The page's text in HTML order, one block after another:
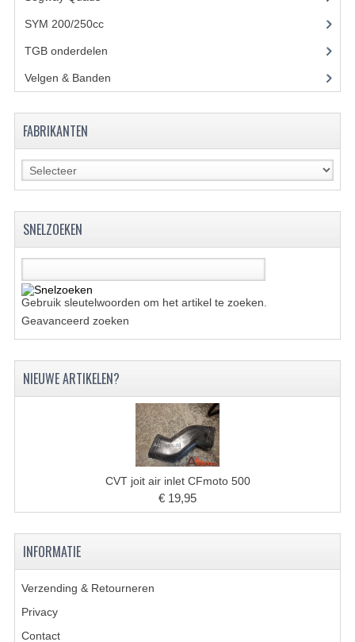
UITLAAT
VERLICHTING
SHINERAY 300 STE
SHINERAY 300ST 5E
SHINERAY 350ST-2E
SHINERAY SPYDER/STIXE 250CC
BRANDSTOF SYSTEEM
SYM 200/250cc(15)
TGB onderdelen
Velgen & Banden
FABRIKANTEN
SNELZOEKEN
Gebruik sleutelwoorden om het artikel te zoeken.
Geavanceerd zoeken
NIEUWE ARTIKELEN?
CVT joit air inlet CFmoto 500
€ 19,95
INFORMATIE
Verzending & Retourneren
Privacy
Contact